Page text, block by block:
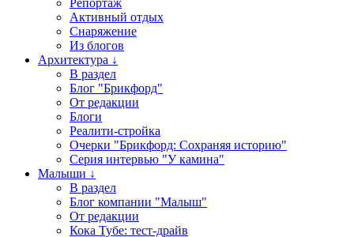
Репортаж
Активный отдых
Снаряжение
Из блогов
Архитектура ↓
В раздел
Блог "Брикфорд"
От редакции
Блоги
Реалити-стройка
Очерки "Брикфорд: Сохраняя историю"
Серия интервью "У камина"
Малыши ↓
В раздел
Блог компании "Малыш"
От редакции
Кока Тубе: тест-драйв